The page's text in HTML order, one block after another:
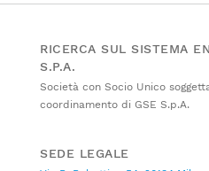
RICERCA SUL SISTEMA
S.P.A.
Società con Socio Unico
coordinamento di GSE S.p.A.
SEDE LEGALE